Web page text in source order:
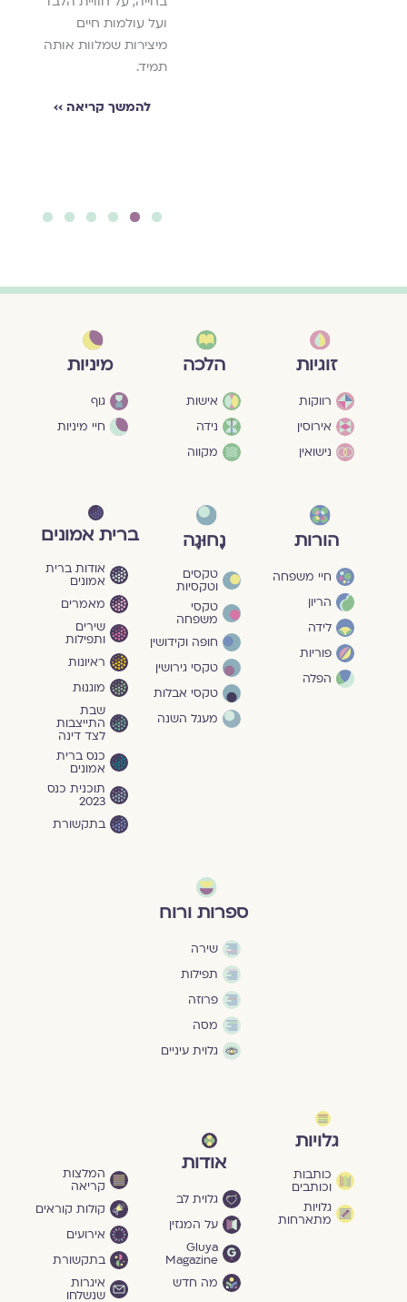
ועל עולמות חיים
מיצירות שמלוות אותה
תמיד.
להמשך קריאה ››
זוגיות
רווקות
אירוסין
נישואין
הלכה
אישות
נידה
מקווה
מיניות
גוף
חיי מיניות
הורות
חיי משפחה
הריון
לידה
פוריות
הפלה
נָחוּגָה
טקסים
וטקסיות
טקסי
משפחה
חופה וקידושין
טקסי גירושין
טקסי אבלות
מעגל השנה
ברית אמונים
אודות ברית
אמונים
מאמרים
שירים
ותפילות
ראיונות
מוגנוּת
שבת
התייצבות
לצד דינה
כנס ברית
אמונים
תוכנית כנס
2023
בתקשורת
ספרות ורוח
שירה
תפילות
פרוזה
מסה
גלוית עיניים
גלויות
כותבות
וכותבים
גלויות
מתארחות
אודות
גלוית לב
על המגזין
Gluya
Magazine
מה חדש
המלצות
קריאה
קולות קוראים
אירועים
בתקשורת
איגרות
שנשלחו